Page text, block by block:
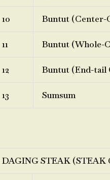
10 Buntut (Center-
11 Buntut (Whole-
12 Buntut (End-tail
13 Sumsum
DAGING STEAK (STEAK